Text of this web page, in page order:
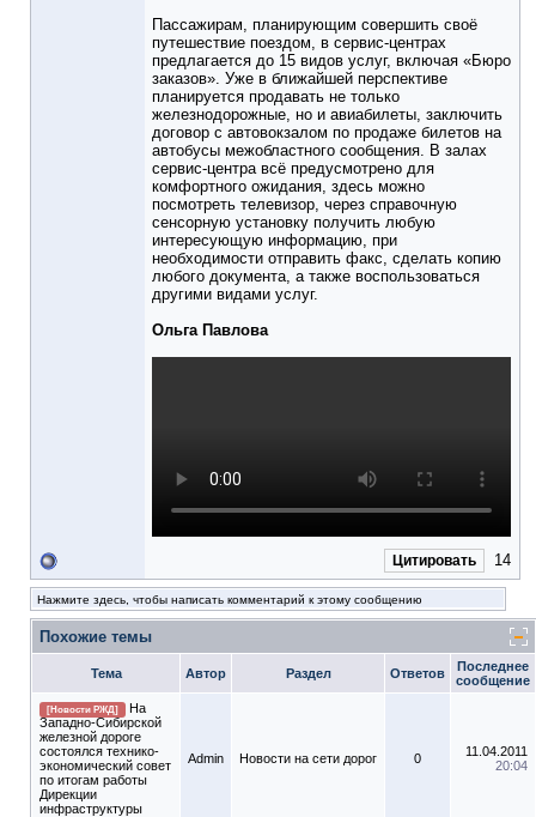
Пассажирам, планирующим совершить своё
путешествие поездом, в сервис-центрах
предлагается до 15 видов услуг, включая «Бюро
заказов». Уже в ближайшей перспективе
планируется продавать не только
железнодорожные, но и авиабилеты, заключить
договор с автовокзалом по продаже билетов на
автобусы межобластного сообщения. В залах
сервис-центра всё предусмотрено для
комфортного ожидания, здесь можно
посмотреть телевизор, через справочную
сенсорную установку получить любую
интересующую информацию, при
необходимости отправить факс, сделать копию
любого документа, а также воспользоваться
другими видами услуг.
Ольга Павлова
Цитировать 14
Нажмите здесь, чтобы написать комментарий к этому сообщению
Похожие темы
Тема Автор Раздел Ответов
Последнее
сообщение
[Новости РЖД]
На
Западно-Сибирской
железной дороге
состоялся технико-
экономический совет
по итогам работы
Дирекции
инфраструктуры
Admin Новости на сети дорог 0
11.04.2011
20:04